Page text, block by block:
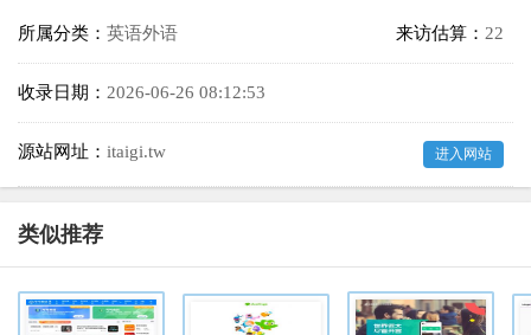
所属分类： 英语外语 来访估算： 22
收录日期： 2026-06-26 08:12:53
源站网址： itaigi.tw 进入网站
类似推荐